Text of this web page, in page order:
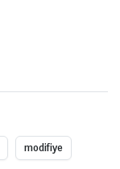
modifiye